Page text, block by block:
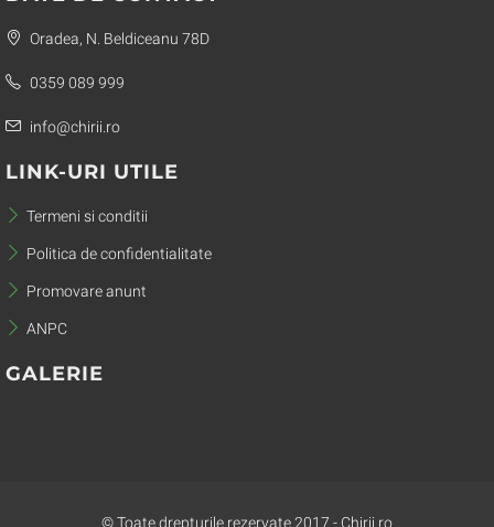
Oradea, N. Beldiceanu 78D
0359 089 999
info@chirii.ro
LINK-URI UTILE
Termeni si conditii
Politica de confidentialitate
Promovare anunt
ANPC
GALERIE
© Toate drepturile rezervate 2017 - Chirii.ro